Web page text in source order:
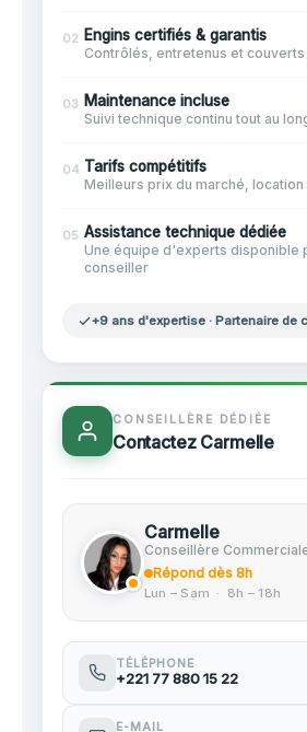
02 Engins certifiés & garantis
Contrôlés, entretenus et
03 Maintenance incluse
Suivi technique continu tout au
04 Tarifs compétitifs
Meilleurs prix du marché, location
05 Assistance technique dédiée
Une équipe d'experts disponible
conseiller
+9 ans d'expertise · Partenaire de
CONSEILLÈRE DÉDIÉE
Contactez Carmelle
Carmelle
Conseillère
Répond dès 8h
Lun – Sam · 8h – 18h
TÉLÉPHONE
+221 77 880 15 22
E-MAIL